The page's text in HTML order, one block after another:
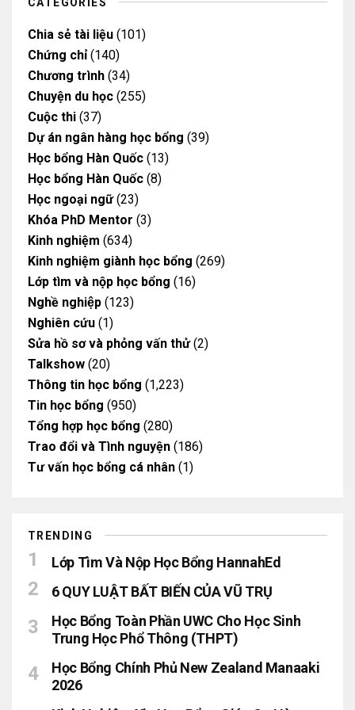
Chia sẻ tài liệu (101)
Chứng chỉ(140)
Chương trình (34)
Chuyện du học (255)
Cuộc thi (37)
Dự án ngân hàng học bổng (39)
Học bổng Hàn Quốc (13)
Học bổng Hàn Quốc (8)
Học ngoại ngữ(23)
Khóa PhD Mentor (3)
Kinh nghiệm (634)
Kinh nghiệm giành học bổng (269)
Lớp tìm và nộp học bổng (16)
Nghề nghiệp (123)
Nghiên cứu (1)
Sửa hồ sơ và phỏng vấn thử(2)
Talkshow (20)
Thông tin học bổng (1,223)
Tin học bổng (950)
Tổng hợp học bổng (280)
Trao đổi và Tình nguyện (186)
Tư vấn học bổng cá nhân (1)
TRENDING
Lớp Tìm Và Nộp Học Bổng HannahEd
6 QUY LUẬT BẤT BIẾN CỦA VŨ TRỤ
Học Bổng Toàn Phần UWC Cho Học Sinh
Trung Học Phổ Thông (THPT)
Học Bổng Chính Phủ New Zealand Manaaki
2026